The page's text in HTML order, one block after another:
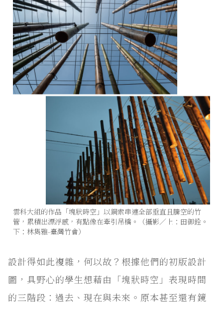
雲科大組的作品「塊狀時空」以鋼索串連全部垂直且騰空的竹
管，累積出漂浮感，有點像在牽引吊橋。（攝影／上：田御銓。
下：林雋雅-臺灣竹會）
設計得如此複雜，何以故？根據他們的初版設計
圖，具野心的學生想藉由「塊狀時空」表現時間
的三階段：過去、現在與未來。原本甚至還有鏡